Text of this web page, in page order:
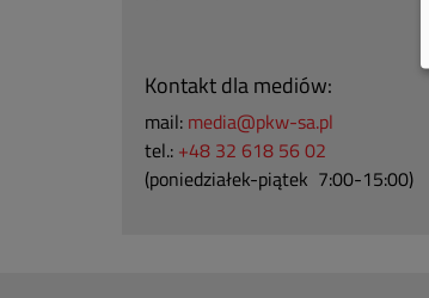
Kontakt dla mediów:
mail: media@pkw-sa.pl
tel.: +48 32 618 56 02
(poniedziałek-piątek 7:00-15:00)